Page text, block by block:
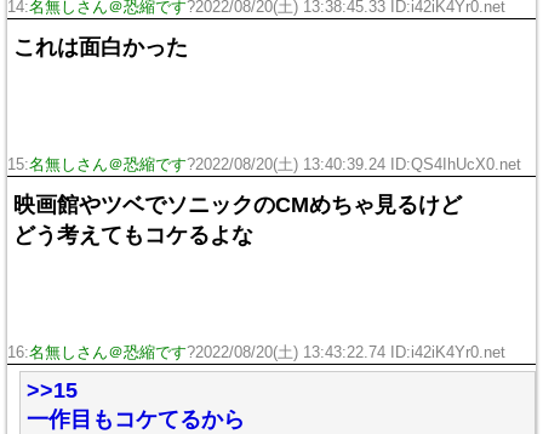
14:名無しさん＠恐縮です?2022/08/20(土) 13:38:45.33 ID:i42iK4Yr0.net
これは面白かった
15:名無しさん＠恐縮です?2022/08/20(土) 13:40:39.24 ID:QS4IhUcX0.net
映画館やツベでソニックのCMめちゃ見るけど
どう考えてもコケるよな
16:名無しさん＠恐縮です?2022/08/20(土) 13:43:22.74 ID:i42iK4Yr0.net
>>15
一作目もコケてるから